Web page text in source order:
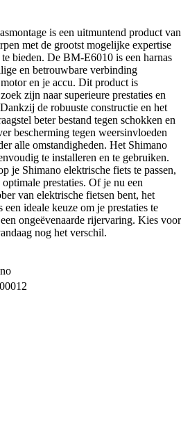
is een uitmuntend product van
met de grootst mogelijke expertise
bieden. De BM-E6010 is een harnas
en betrouwbare verbinding
en je accu. Dit product is
zijn naar superieure prestaties en
de robuuste constructie en het
beter bestand tegen schokken en
bescherming tegen weersinvloeden
alle omstandigheden. Het Shimano
te installeren en te gebruiken.
je Shimano elektrische fiets te passen,
prestaties. Of je nu een
van elektrische fietsen bent, het
ideale keuze om je prestaties te
ongeëvenaarde rijervaring. Kies voor
nog het verschil.